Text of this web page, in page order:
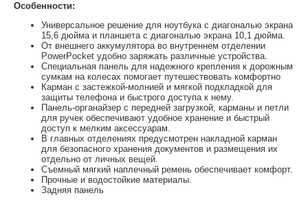
Особенности:
Универсальное решение для ноутбука с диагональю экрана
15,6 дюйма и планшета с диагональю экрана 10,1 дюйма.
От внешнего аккумулятора во внутреннем отделении
PowerPocket удобно заряжать различные устройства.
Специальная панель для надежного крепления к дорожным
сумкам на колесах помогает путешествовать комфортно
Карман с застежкой-молнией и мягкой подкладкой для
защиты телефона и быстрого доступа к нему.
Панель-органайзер с передней загрузкой, карманы и петли
для ручек обеспечивают удобное хранение и быстрый
доступ к мелким аксессуарам.
В главных отделениях предусмотрен накладной карман
для безопасного хранения документов и размещения их
отдельно от личных вещей.
Съемный мягкий наплечный ремень обеспечивает комфорт.
Прочные и водостойкие материалы.
Задняя панель